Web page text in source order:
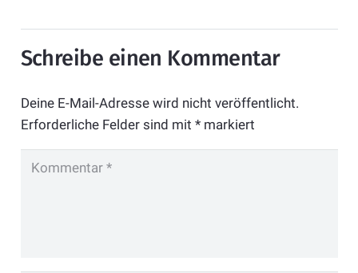
Schreibe einen Kommentar
Deine E-Mail-Adresse wird nicht veröffentlicht.
Erforderliche Felder sind mit *markiert